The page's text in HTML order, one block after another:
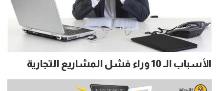
الأسباب الـ 10 وراء فشل المشاريع التجارية